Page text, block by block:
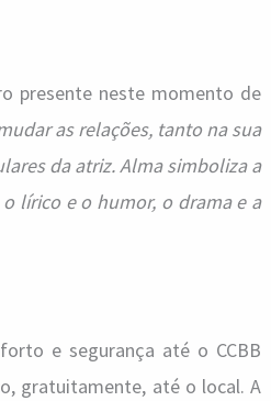
presente neste momento de
as relações, tanto na sua
da atriz. Alma simboliza a
lírico e o humor, o drama e a
e segurança até o CCBB
gratuitamente, até o local. A